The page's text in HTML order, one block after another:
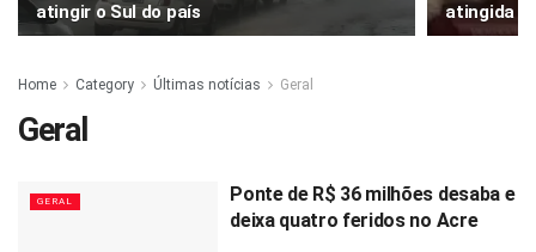
atingir o Sul do país
atingida
Home Category Últimas notícias Geral
Geral
GERAL
Ponte de R$ 36 milhões desaba e
deixa quatro feridos no Acre